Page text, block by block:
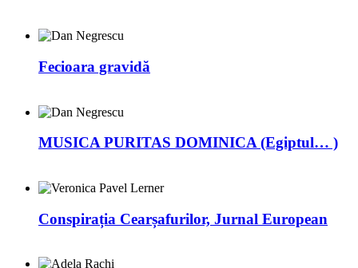
Fecioara gravidă
MUSICA PURITAS DOMINICA (Egiptul… )
Conspirația Cearșafurilor, Jurnal European